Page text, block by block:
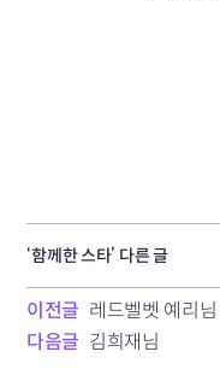
‘함께한 스타’ 다른 글
이전글 레드벨벳 예리님
다음글 김희재님